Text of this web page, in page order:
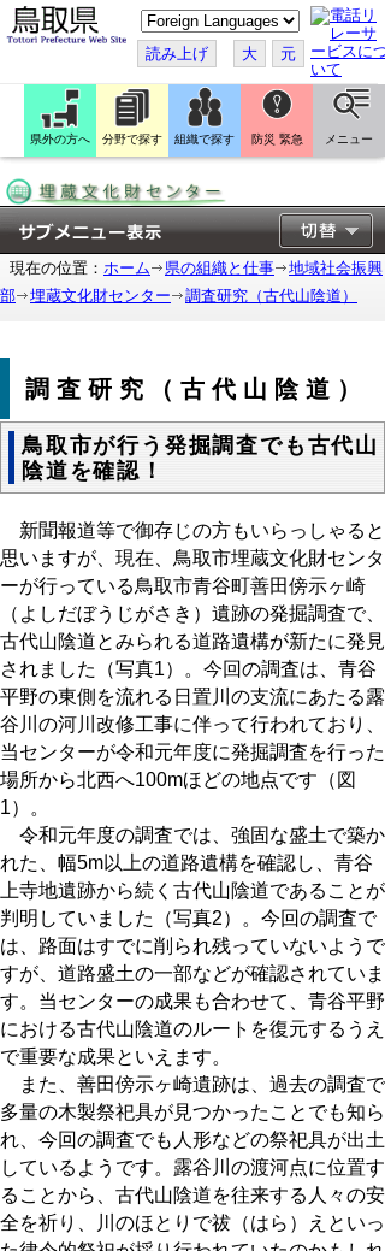
こ
の
ペ
ー
ジ
翻
訳
す
読み上げ 大 元
県外の方へ 分野で探す 組織で探す 防災 緊急 メニュー
現在の位置： ホーム 県の組織と仕事
地域社会振興
部
埋蔵文化財センター 調査研究（古代山陰道）
調査研究（古代山陰道）
鳥取市が行う発掘調査でも古代山
陰道を確認！
新聞報道等で御存じの方もいらっしゃると
思いますが、現在、鳥取市埋蔵文化財センタ
ーが行っている鳥取市青谷町善田傍示ヶ崎
（よしだぼうじがさき）遺跡の発掘調査で、
古代山陰道とみられる道路遺構が新たに発見
されました（写真1）。今回の調査は、青谷
平野の東側を流れる日置川の支流にあたる露
谷川の河川改修工事に伴って行われており、
当センターが令和元年度に発掘調査を行った
場所から北西へ100mほどの地点です（図
1）。
令和元年度の調査では、強固な盛土で築か
れた、幅5m以上の道路遺構を確認し、青谷
上寺地遺跡から続く古代山陰道であることが
判明していました（写真2）。今回の調査で
は、路面はすでに削られ残っていないようで
すが、道路盛土の一部などが確認されていま
す。当センターの成果も合わせて、青谷平野
における古代山陰道のルートを復元するうえ
で重要な成果といえます。
また、善田傍示ヶ崎遺跡は、過去の調査で
多量の木製祭祀具が見つかったことでも知ら
れ、今回の調査でも人形などの祭祀具が出土
しているようです。露谷川の渡河点に位置す
ることから、古代山陰道を往来する人々の安
全を祈り、川のほとりで祓（はら）えといっ